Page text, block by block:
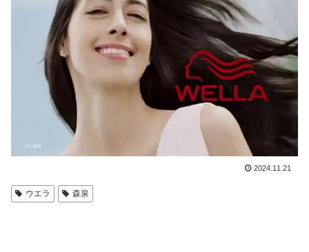
2024.11.21
ウエラ 森泉